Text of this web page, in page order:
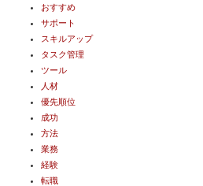
おすすめ
サポート
スキルアップ
タスク管理
ツール
人材
優先順位
成功
方法
業務
経験
転職